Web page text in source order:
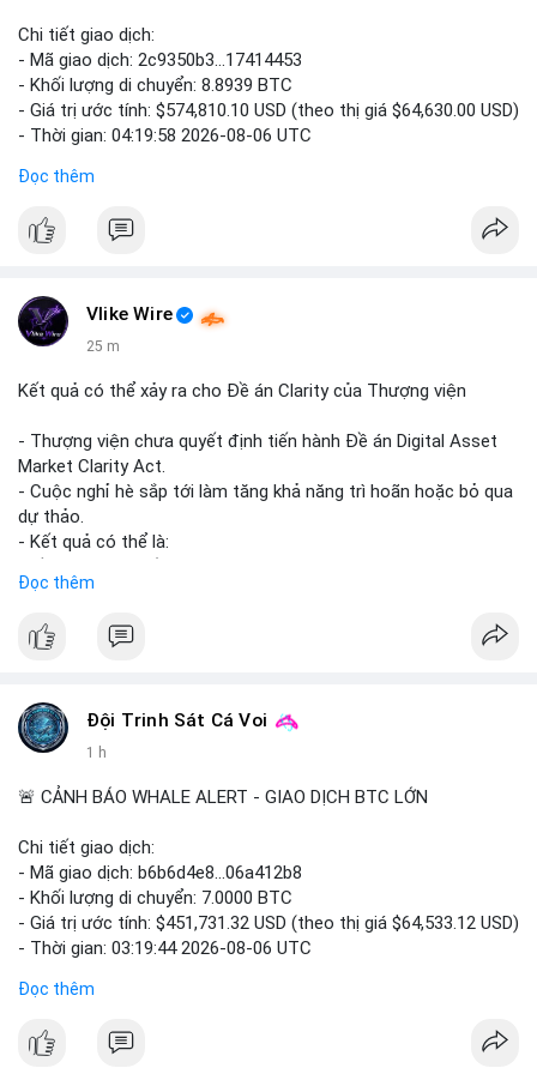
Chi tiết giao dịch:
- Mã giao dịch: 2c9350b3...17414453
- Khối lượng di chuyển: 8.8939 BTC
- Giá trị ước tính: $574,810.10 USD (theo thị giá $64,630.00 USD)
- Thời gian: 04:19:58 2026-08-06 UTC
Nhận định phân tích: Khối lượng 8.8939 BTC trị giá hơn nửa
thấy dấu hiệu của một tổ chức hoặc cá nhân sở hữu lượng tài
dài hạn hơn là bán tháo, bởi nếu muốn thanh khoản ngay, cá voi
thường chia nhỏ giao dịch để tránh trượt giá. Tuy nhiên, một
trên sàn, tạo áp lực tâm lý ngắn hạn lên thị trường.
Lời khuyên: Nhà đầu tư nhỏ lẻ nên theo dõi thêm các giao dịch
tiếp theo từ cùng một địa chỉ nguồn để xác định rõ xu hướng.
Không nên hành động vội vàng dựa trên một giao dịch đơn lẻ,
hãy ưu tiên quản lý rủi ro và quan sát dòng tiền trong 24 giờ tới.
#8dot8939btc #vilanh
Đọc thêm
Vlike Wire
25 m
Kết quả có thể xảy ra cho Đề án Clarity của Thượng viện
- Thượng viện chưa quyết định tiến hành Đề án Digital Asset
Market Clarity Act.
- Cuộc nghỉ hè sắp tới làm tăng khả năng trì hoãn hoặc bỏ qua
dự thảo.
- Kết quả có thể là:
• Đề án bị bác bỏ hoặc không được tiếp tục.
- Các quyết định này sẽ ảnh hưởng trực tiếp đến quy định và
#binancesquare #cryptonews #digitalassetmarketclarityact
#regulation
$btc $eth
#vlikevn #titanbot
📰 Nguồn: CoinDesk
Đọc thêm
Đội Trinh Sát Cá Voi
1 h
🚨 CẢNH BÁO WHALE ALERT - GIAO DỊCH BTC LỚN
Chi tiết giao dịch:
- Mã giao dịch: b6b6d4e8...06a412b8
- Khối lượng di chuyển: 7.0000 BTC
- Giá trị ước tính: $451,731.32 USD (theo thị giá $64,533.12 USD)
- Thời gian: 03:19:44 2026-08-06 UTC
Nhận định phân tích:
không xác định. Quy mô này nằm ở mức trung bình so với các
Đọc thêm